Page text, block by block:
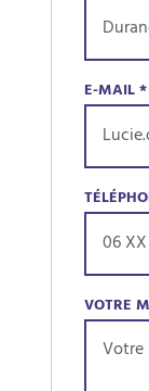
E-MAIL*
VOTRE